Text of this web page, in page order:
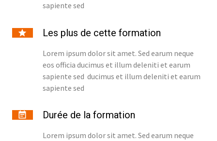
sapiente sed
Les plus de cette formation
Lorem ipsum dolor sit amet. Sed earum neque
eos officia ducimus et illum deleniti et earum
sapiente sed ducimus et illum deleniti et earum
sapiente sed
Durée de la formation
Lorem ipsum dolor sit amet. Sed earum neque